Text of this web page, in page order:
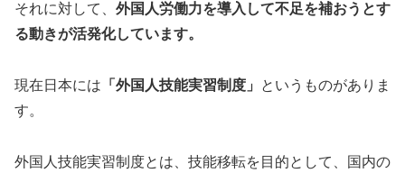
それに対して、 外国人労働力を導入して不足を補おうとす
る動きが活発化しています。
現在日本には 「外国人技能実習制度」
というものがありま
す。
外国人技能実習制度とは、技能移転を目的として、国内の